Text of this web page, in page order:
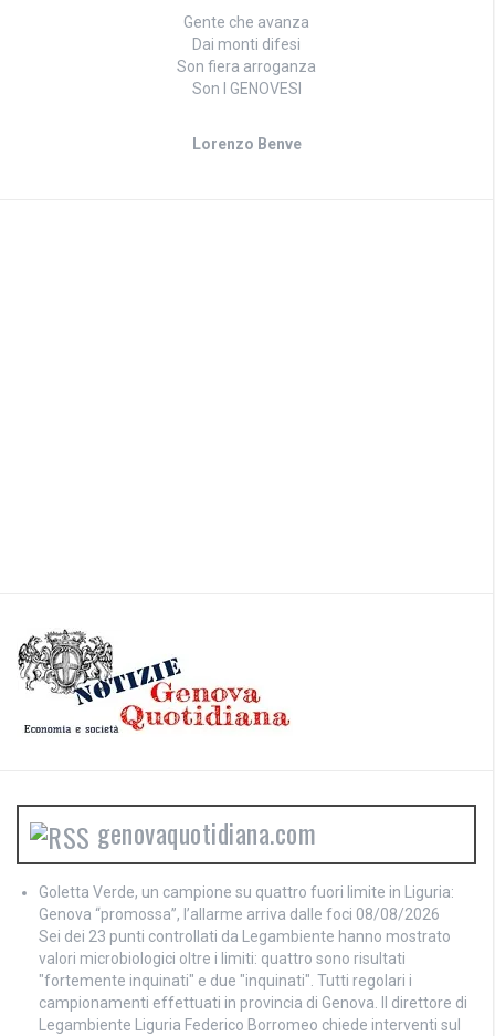
Gente che avanza
Dai monti difesi
Son fiera arroganza
Son I GENOVESI
Lorenzo Benve
genovaquotidiana.com
Goletta Verde, un campione su quattro fuori limite in Liguria:
Genova “promossa”, l’allarme arriva dalle foci 08/08/2026
Sei dei 23 punti controllati da Legambiente hanno mostrato
valori microbiologici oltre i limiti: quattro sono risultati
"fortemente inquinati" e due "inquinati". Tutti regolari i
campionamenti effettuati in provincia di Genova. Il direttore di
Legambiente Liguria Federico Borromeo chiede interventi sul